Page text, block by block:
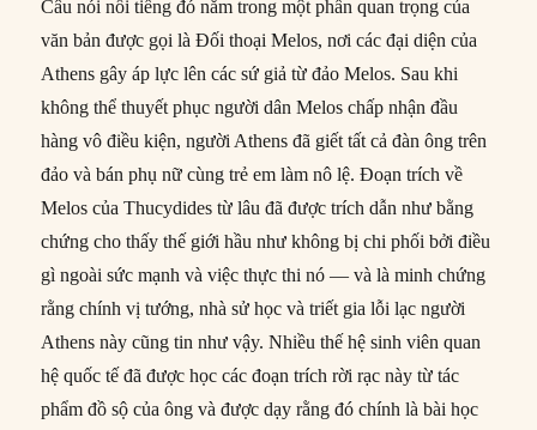
Câu nói nổi tiếng đó nằm trong một phần quan trọng của
văn bản được gọi là Đối thoại Melos, nơi các đại diện của
Athens gây áp lực lên các sứ giả từ đảo Melos. Sau khi
không thể thuyết phục người dân Melos chấp nhận đầu
hàng vô điều kiện, người Athens đã giết tất cả đàn ông trên
đảo và bán phụ nữ cùng trẻ em làm nô lệ. Đoạn trích về
Melos của Thucydides từ lâu đã được trích dẫn như bằng
chứng cho thấy thế giới hầu như không bị chi phối bởi điều
gì ngoài sức mạnh và việc thực thi nó — và là minh chứng
rằng chính vị tướng, nhà sử học và triết gia lỗi lạc người
Athens này cũng tin như vậy. Nhiều thế hệ sinh viên quan
hệ quốc tế đã được học các đoạn trích rời rạc này từ tác
phẩm đồ sộ của ông và được dạy rằng đó chính là bài học